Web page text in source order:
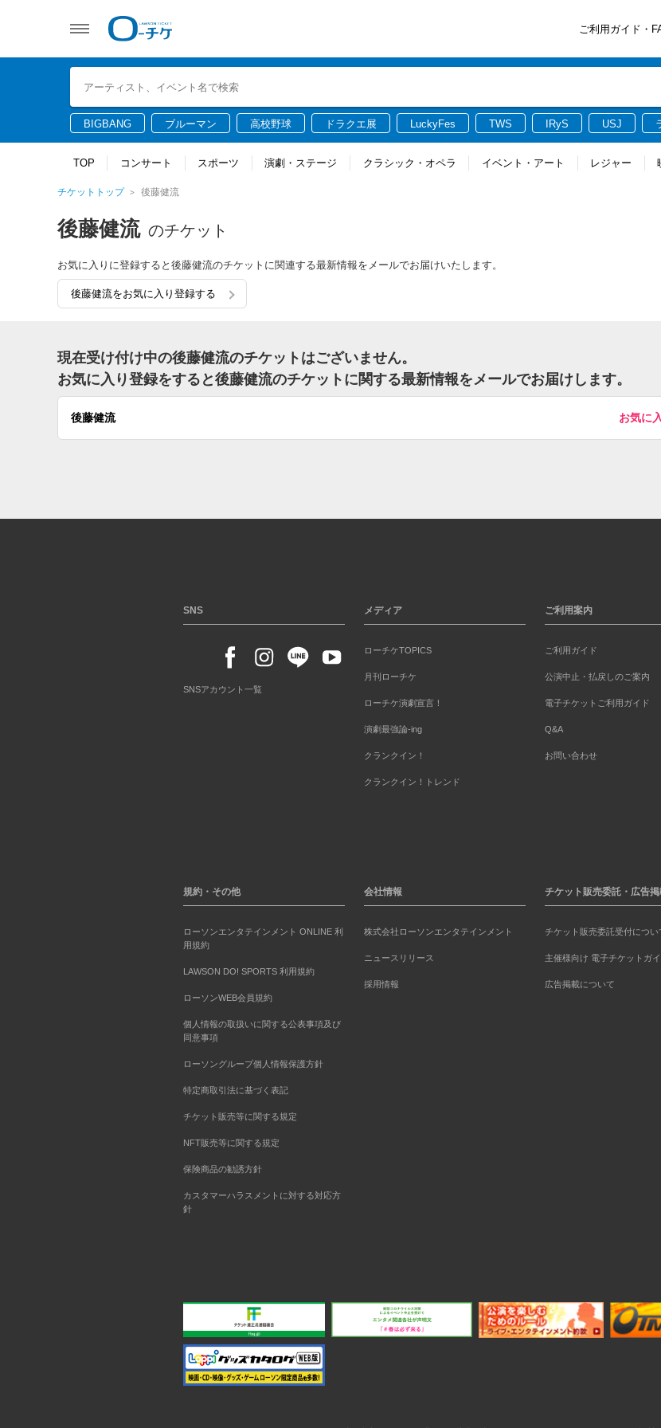
ご利用ガイド・
BIGBANG ブルーマン 高校野球 ドラクエ展 LuckyFes TWS IRyS USJ
TOP コンサート スポーツ 演劇・ステージ クラシック・オペラ イベント・アート レジャー
チケットトップ 後藤健流
後藤健流 のチケット
お気に入りに登録すると後藤健流のチケットに関連する最新情報をメールでお届けいたします。
後藤健流をお気に入り登録する
現在受け付け中の後藤健流のチケットはございません。
お気に入り登録をすると後藤健流のチケットに関する最新情報をメールでお届けします。
後藤健流 お気に
SNS
SNSアカウント一覧
メディア
ローチケTOPICS
月刊ローチケ
ローチケ演劇宣言！
演劇最強論-ing
クランクイン！
クランクイン！トレンド
ご利用案内
ご利用ガイド
公演中止・払戻しのご案内
電子チケットご利用ガイド
Q&A
お問い合わせ
規約・その他
ローソンエンタテインメント ONLINE 利
用規約
LAWSON DO! SPORTS 利用規約
ローソンWEB会員規約
個人情報の取扱いに関する公表事項及び
同意事項
ローソングループ個人情報保護方針
特定商取引法に基づく表記
チケット販売等に関する規定
NFT販売等に関する規定
保険商品の勧誘方針
カスタマーハラスメントに対する対応方
針
会社情報
株式会社ローソンエンタテインメント
ニュースリリース
採用情報
チケット販売委託・広告
チケット販売委託受付につい
主催様向け 電子チケットガ
広告掲載について